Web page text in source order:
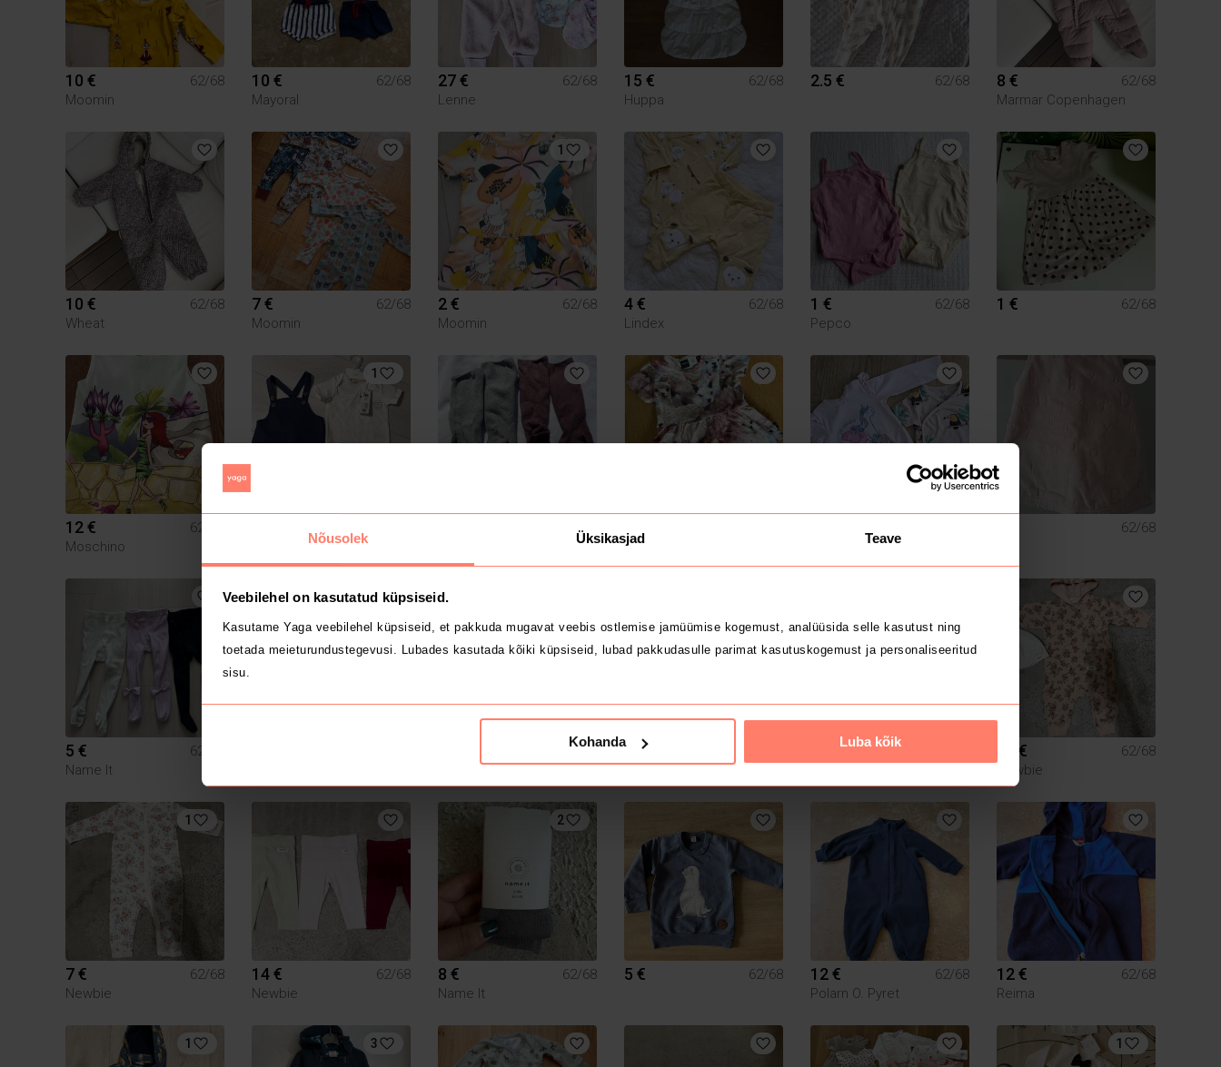
Nõusolek Üksikasjad Teave
Veebilehel on kasutatud küpsiseid.
Kasutame Yaga veebilehel küpsiseid, et pakkuda mugavat veebis ostlemise jamüümise kogemust, analüüsida selle kasutust ning
toetada meieturundustegevusi. Lubades kasutada kõiki küpsiseid, lubad pakkudasulle parimat kasutuskogemust ja personaliseeritud
sisu.
Kohanda Luba kõik
10 €
62/68
Moomin
10 €
62/68
Mayoral
27 €
62/68
Lenne
15 €
62/68
Huppa
2.5 € 62/68 8 €
62/68
Marmar Copenhagen
10 €
62/68
Wheat
7 €
62/68
Moomin
1
2 €
62/68
Moomin
4 €
62/68
Lindex
1 €
62/68
Pepco
1 € 62/68
12 €
62/68
Moschino
1
62/68
Molo
62/68
5 €
62/68
Name It
62/68
8 € 10 €
62/68
Newbie
1
7 €
62/68
Newbie
14 €
62/68
Newbie
2
8 €
62/68
Name It
5 € 62/68 12 €
62/68
Polarn O. Pyret
12 €
62/68
Reima
1 3 1